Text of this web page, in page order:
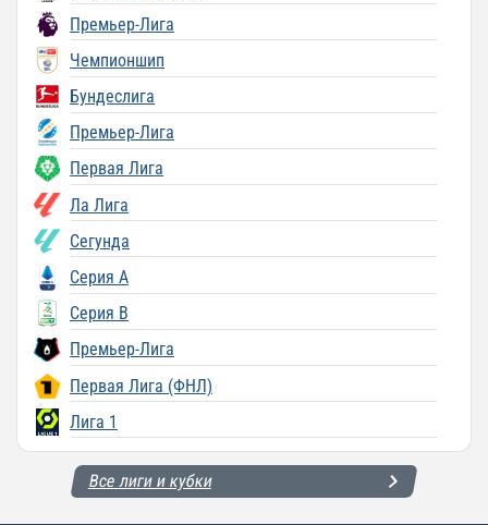
Премьер-Лига
Чемпионшип
Бундеслига
Премьер-Лига
Первая Лига
Ла Лига
Сегунда
Серия A
Серия B
Премьер-Лига
Первая Лига (ФНЛ)
Лига 1
Все лиги и кубки